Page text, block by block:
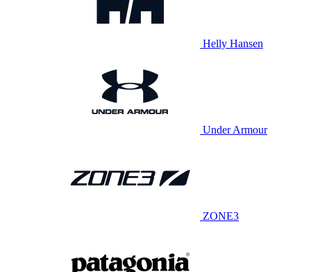
Helly Hansen
Under Armour
ZONE3